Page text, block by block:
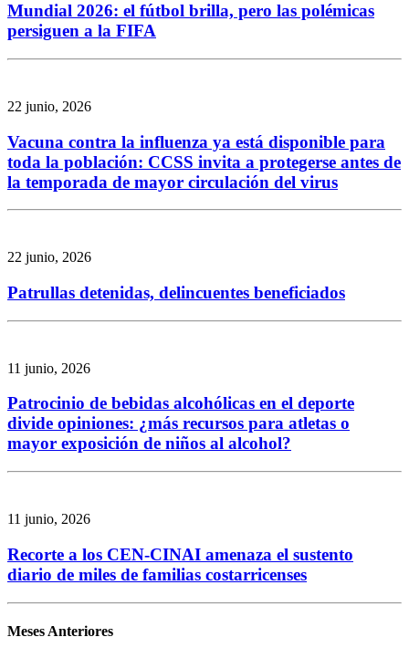
Mundial 2026: el fútbol brilla, pero las polémicas
persiguen a la FIFA
22 junio, 2026
Vacuna contra la influenza ya está disponible para
toda la población: CCSS invita a protegerse antes de
la temporada de mayor circulación del virus
22 junio, 2026
Patrullas detenidas, delincuentes beneficiados
11 junio, 2026
Patrocinio de bebidas alcohólicas en el deporte
divide opiniones: ¿más recursos para atletas o
mayor exposición de niños al alcohol?
11 junio, 2026
Recorte a los CEN-CINAI amenaza el sustento
diario de miles de familias costarricenses
Meses Anteriores